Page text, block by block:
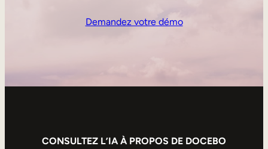
Demandez votre démo
CONSULTEZ L’IA À PROPOS DE DOCEBO